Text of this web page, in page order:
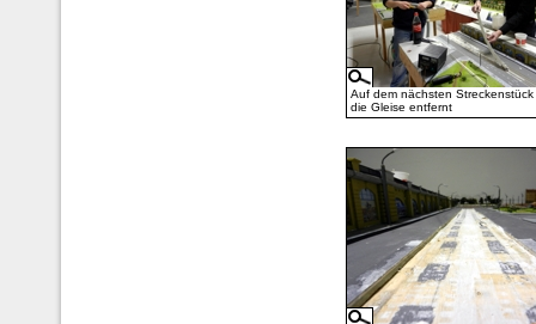
Auf dem nächsten Streckenstück
die Gleise entfernt